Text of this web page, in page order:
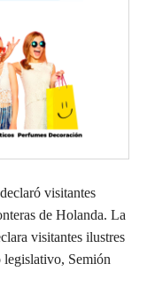
visitantes
de Holanda. La
visitantes ilustres
legislativo, Semión